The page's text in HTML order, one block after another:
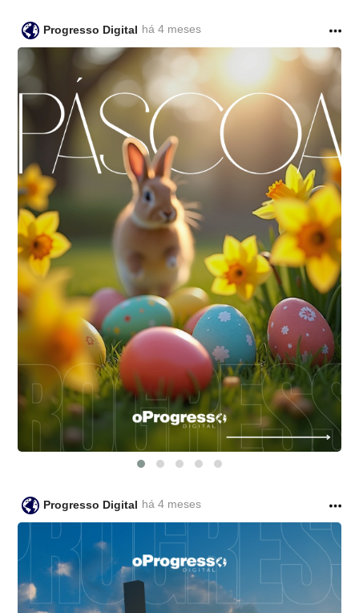
Progresso Digital há 4 meses
Progresso Digital há 4 meses